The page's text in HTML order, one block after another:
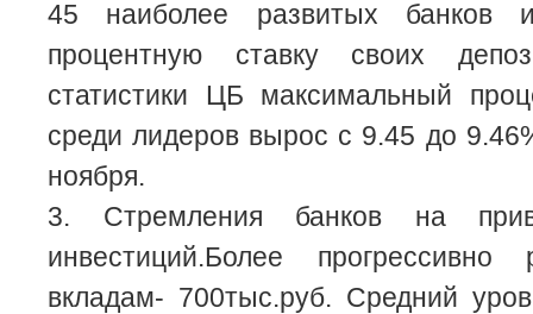
45 наиболее развитых банков
процентную ставку своих
статистики ЦБ максимальный
среди лидеров вырос с 9.45 до
ноября.
3. Стремления банков на
инвестиций.Более
вкладам- 700тыс.руб. Средний